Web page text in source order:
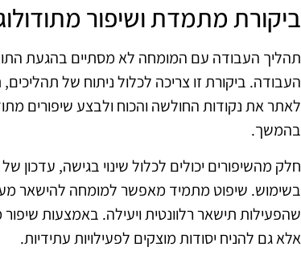
ביקורת מתמדת ושיפור
תהליך העבודה עם המומחה לא מסתיים בהגעת
העבודה. ביקורת זו צריכה לכלול ניתוח של
לאתר את נקודות החולשה והכוח ולבצע שיפורים
בהמשך.
חלק מהשיפורים יכולים לכלול שינוי בגישה, עדכון
בשימוש. שיפוט מתמיד מאפשר למומחה להישאר
שהפעילות תישאר רלוונטית ויעילה. באמצעות
אלא גם להניח יסודות מוצקים לפעילויות עתידיות.